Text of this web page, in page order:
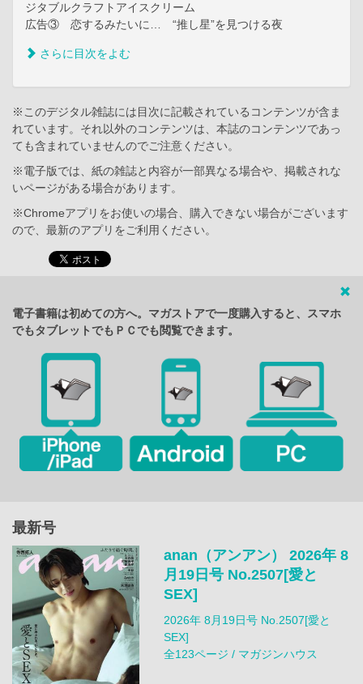
ジタブルクラフトアイスクリーム
広告③ 恋するみたいに… “推し星”を見つける夜
さらに目次をよむ
※このデジタル雑誌には目次に記載されているコンテンツが含ま
れています。それ以外のコンテンツは、本誌のコンテンツであっ
ても含まれていませんのでご注意ください。
※電子版では、紙の雑誌と内容が一部異なる場合や、掲載されな
いページがある場合があります。
※Chromeアプリをお使いの場合、購入できない場合がございます
ので、最新のアプリをご利用ください。
電子書籍は初めての方へ。マガストアで一度購入すると、スマホ
でもタブレットでもＰＣでも閲覧できます。
最新号
anan（アンアン） 2026年 8
月19日号 No.2507[愛と
SEX]
2026年 8月19日号 No.2507[愛と
SEX]
全123ページ / マガジンハウス